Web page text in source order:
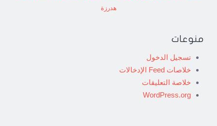
هدرزة
منوعات
تسجيل الدخول
خلاصات Feed الإدخالات
خلاصة التعليقات
WordPress.org